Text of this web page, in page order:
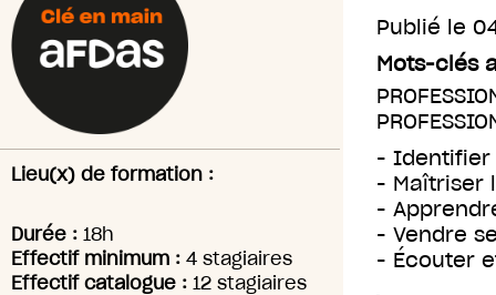
Lieu(x) de formation :
Durée : 18h
Effectif minimum : 4 stagiaires
Effectif catalogue : 12 stagiaires
Publié le
Mots-clés
- Identifier
- Maîtriser
-
- Vendre
- Écouter